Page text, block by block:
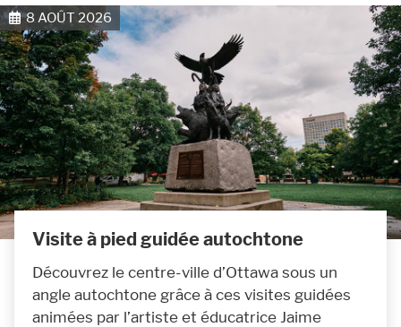
8 AOÛT 2026
Visite à pied guidée autochtone
Découvrez le centre-ville d’Ottawa sous un
angle autochtone grâce à ces visites guidées
animées par l’artiste et éducatrice Jaime